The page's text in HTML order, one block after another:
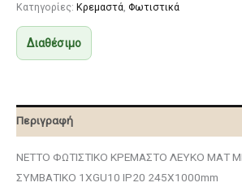
Κατηγορίες: Κρεμαστά, Φωτιστικά
Διαθέσιμο
Περιγραφή
NETTO ΦΩΤΙΣΤΙΚΟ ΚΡΕΜΑΣΤΟ ΛΕΥΚΟ ΜΑΤ
ΣΥΜΒΑΤΙΚΟ 1ΧGU10 IP20 245Χ1000mm